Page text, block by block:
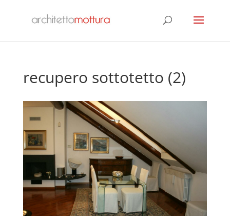
recupero sottotetto (2)